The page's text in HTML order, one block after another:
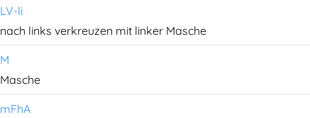
LV-li
nach links verkreuzen mit linker Masche
M
Masche
mFhA